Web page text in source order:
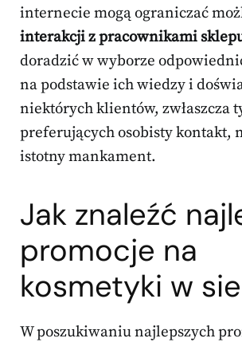
internecie mogą ograniczać
interakcji z pracownikami
doradzić w wyborze
na podstawie ich wiedzy i
niektórych klientów, zwłaszcza
preferujących osobisty kontakt,
istotny mankament.
Jak znaleźć
promocje na
kosmetyki w
W poszukiwaniu najlepszych